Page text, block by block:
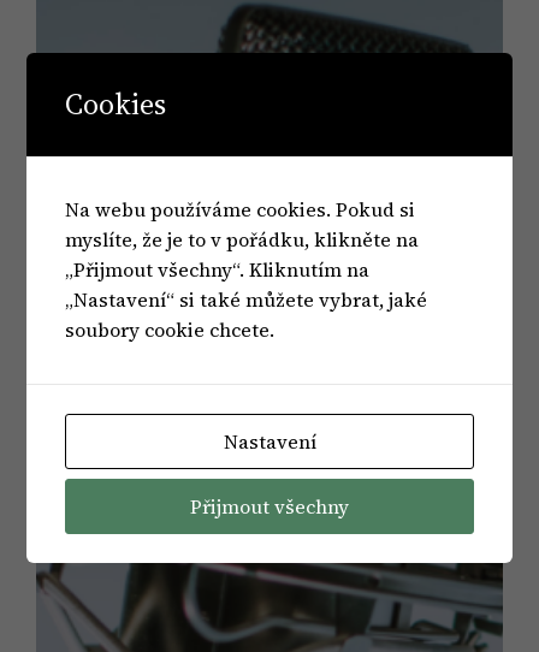
Cookies
Na webu používáme cookies. Pokud si
myslíte, že je to v pořádku, klikněte na
„Přijmout všechny“. Kliknutím na
„Nastavení“ si také můžete vybrat, jaké
soubory cookie chcete.
Nastavení
Přijmout všechny